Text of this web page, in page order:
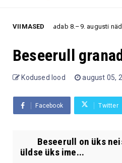
VIIMASED
8.–9. augusti nädalavahetusel
Beseerull
Kodused lood august 05,
Facebook Twitter
Beseerull on üks
üldse üks ime...